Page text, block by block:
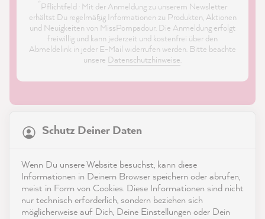
Pflichtfeld · Mit der Anmeldung zu unserem Newsletter
erhältst Du regelmäßig Informationen zu Produkten, Aktionen
und Neuigkeiten von MissPompadour. Die Anmeldung erfolgt
freiwillig und kann jederzeit und kostenfrei über den
Abmeldelink in jeder E-Mail widerrufen werden. Bitte beachte
unsere Datenschutzhinweise.
Service
Kontakt
Schutz Deiner Daten
Wenn Du unsere Website besuchst, kann diese
Informationen in Deinem Browser speichern oder abrufen,
meist in Form von Cookies. Diese Informationen sind nicht
nur technisch erforderlich, sondern beziehen sich
möglicherweise auf Dich, Deine Einstellungen oder Dein
21.877Bewertungen
reviews-io